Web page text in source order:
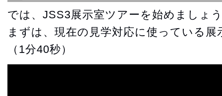
では、JSS3展示室ツアーを始めましょ
まずは、現在の見学対応に使っている
（1分40秒）